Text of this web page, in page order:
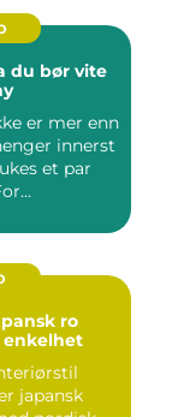
er mer enn
innerst
et par
enkelhet
japansk